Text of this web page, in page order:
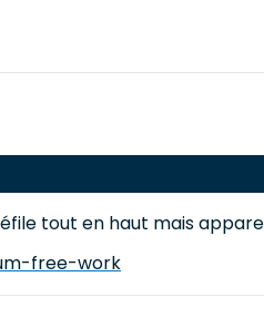
tout en haut mais
free-work